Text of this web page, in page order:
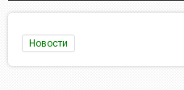
Новости